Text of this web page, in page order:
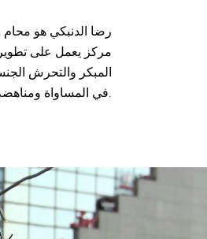
رضا الدنبكي هو محام
مركز يعمل على
المبكر والتحرش
في المساواة ومناهضة التمييز.